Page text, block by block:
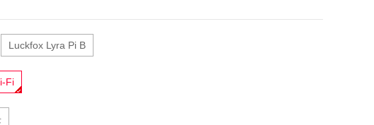
Luckfox Lyra Pi B
Fi